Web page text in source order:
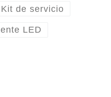
Kit de servicio
LED